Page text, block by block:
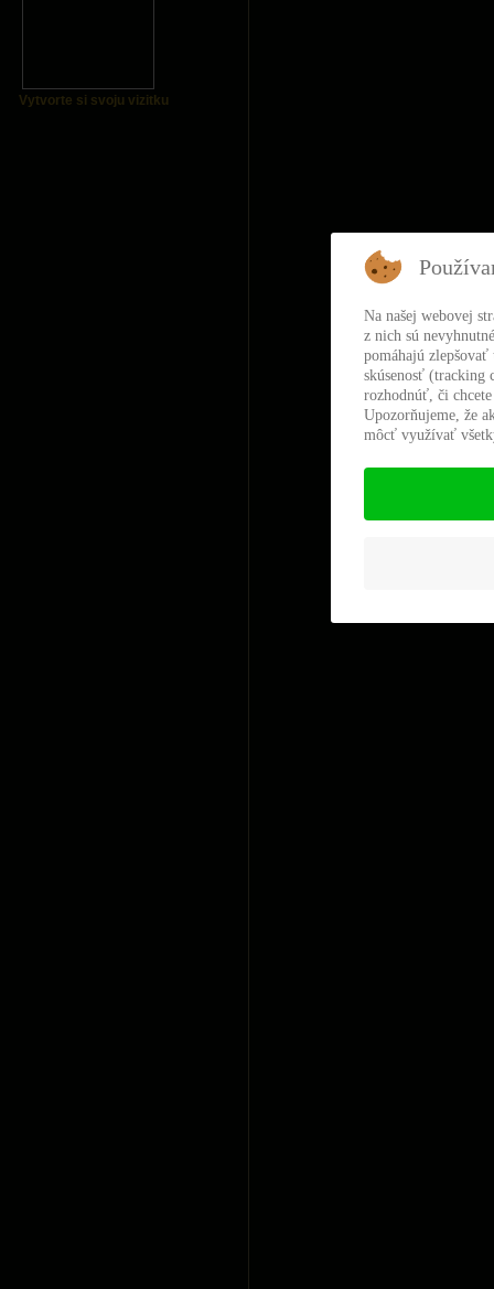
Vytvorte si svoju vizitku
Na našej webovej
z nich sú
pomáhajú
skúsenosť (tracking
rozhodnúť, či
Upozorňujeme, že
môcť využívať